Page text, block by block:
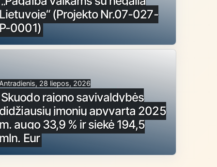
Lietuvoje“ (Projekto Nr.07-027-
P-0001)
Antradienis, 28 liepos, 2026
Skuodo rajono savivaldybės
didžiausių įmonių apyvarta 2025
m. augo 33,9 % ir siekė 194,5
mln. Eur